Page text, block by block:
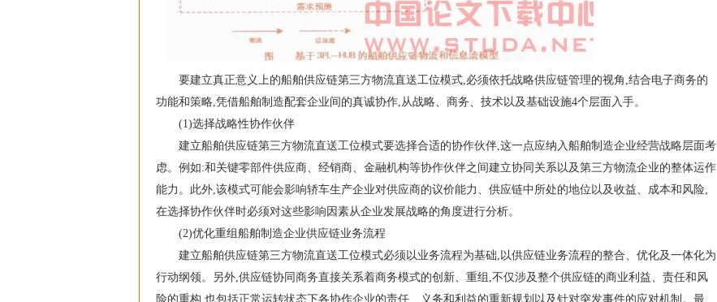
要建立真正意义上的船舶供应链第三方物流直送工位模式,必须依托战略供应链管理的视角,结合电子商务的
功能和策略,凭借船舶制造配套企业间的真诚协作,从战略、商务、技术以及基础设施4个层面入手。
(1)选择战略性协作伙伴
建立船舶供应链第三方物流直送工位模式要选择合适的协作伙伴,这一点应纳入船舶制造企业经营战略层面考
虑。例如:和关键零部件供应商、经销商、金融机构等协作伙伴之间建立协同关系以及第三方物流企业的整体运作
能力。此外,该模式可能会影响轿车生产企业对供应商的议价能力、供应链中所处的地位以及收益、成本和风险,
在选择协作伙伴时必须对这些影响因素从企业发展战略的角度进行分析。
(2)优化重组船舶制造企业供应链业务流程
建立船舶供应链第三方物流直送工位模式必须以业务流程为基础,以供应链业务流程的整合、优化及一体化为
行动纲领。另外,供应链协同商务直接关系着商务模式的创新、重组,不仅涉及整个供应链的商业利益、责任和风
险的重构,也包括正常运转状态下各协作企业的责任、义务和利益的重新规划以及针对突发事件的应对机制。最